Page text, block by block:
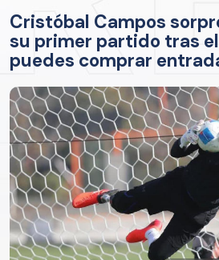
Cristóbal Campos
su primer partido tras
puedes comprar